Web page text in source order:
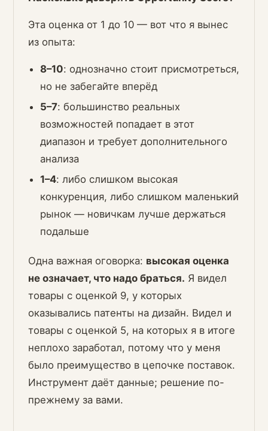
Эта оценка от 1 до 10 — вот что я вынес
из опыта:
8–10: однозначно стоит присмотреться,
но не забегайте вперёд
5–7: большинство реальных
возможностей попадает в этот
диапазон и требует дополнительного
анализа
1–4: либо слишком высокая
конкуренция, либо слишком маленький
рынок — новичкам лучше держаться
подальше
Одна важная оговорка: высокая оценка
не означает, что надо браться. Я видел
товары с оценкой 9, у которых
оказывались патенты на дизайн. Видел и
товары с оценкой 5, на которых я в итоге
неплохо заработал, потому что у меня
было преимущество в цепочке поставок.
Инструмент даёт данные; решение по-
прежнему за вами.